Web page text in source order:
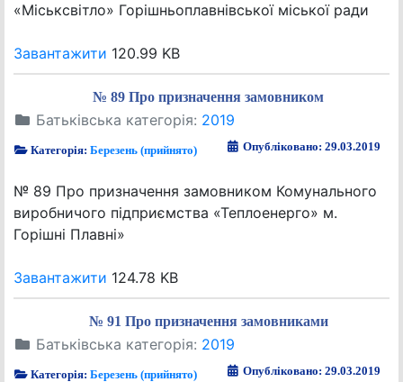
«Міськсвітло» Горішньоплавнівської міської ради
Завантажити 120.99 KB
№ 89 Про призначення замовником
Батьківська категорія: 2019
Категорія:Березень (прийнято) Опубліковано: 29.03.2019
№ 89 Про призначення замовником Комунального
виробничого підприємства «Теплоенерго» м.
Горішні Плавні»
Завантажити 124.78 KB
№ 91 Про призначення замовниками
Батьківська категорія: 2019
Категорія:Березень (прийнято) Опубліковано: 29.03.2019